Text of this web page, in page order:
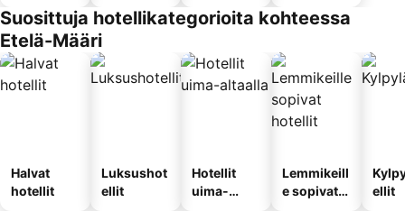
Suosittuja hotellikategorioita kohteessa
Etelä-Määri
Halvat
hotellit
Luksushot
ellit
Hotellit
uima-
Lemmikeill
e sopivat
ellit